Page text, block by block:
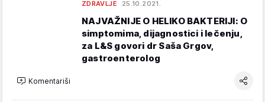
ZDRAVLJE 25.10.2021.
NAJVAŽNIJE O HELIKO BAKTERIJI: O
simptomima, dijagnostici i lečenju,
za L&S govori dr Saša Grgov,
gastroenterolog
Komentariši